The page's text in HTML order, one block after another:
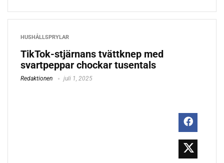
HUSHÅLLSPRYLAR
TikTok-stjärnans tvättknep med
svartpeppar chockar tusentals
Redaktionen juli 1, 2025